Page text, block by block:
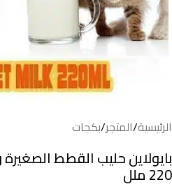
الرئيسية/المتجر/بكجات
بايولاين حليب القطط
220 ملل